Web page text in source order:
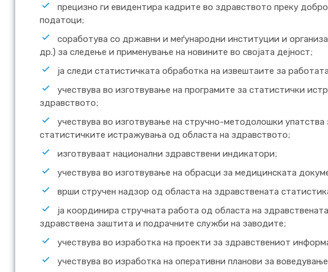
прецизно ги евидентира кадрите во здравството преку
податоци;
соработува со државни и меѓународни институции и
др.) за следење и применување на новините во својата дејност;
ја следи статистичката обработка на извештаите за
учествува во изготвување на програмите за статистички
здравството;
учествува во изготвување на стручно-методолошки упатства
статистичките истражувања од областа на здравството;
изготвуваат национални здравствени индикатори;
учествува во изготвување на обрасци за медицинската
врши стручен надзор од областа на здравствената
ја координира стручната работа од областа на
здравствена заштита и подрачните служби на заводите;
учествува во изработка на проекти за здравствениот
учествува во изработка на оперативни планови за